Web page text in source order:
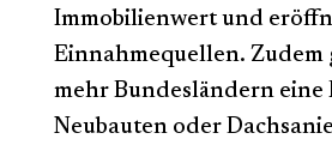
Immobilienwert und
Einnahmequellen. Zudem
mehr Bundesländern eine
Neubauten oder